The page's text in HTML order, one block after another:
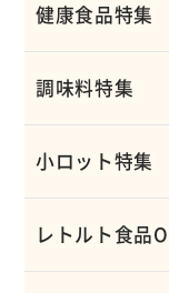
健康食品特集
調味料特集
小ロット特集
レトルト食品